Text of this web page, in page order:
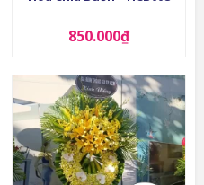
850.000₫